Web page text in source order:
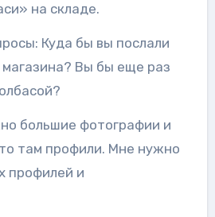
на складе.
Куда бы вы послали
магазина? Вы бы еще раз
большие фотографии и
там профили. Мне нужно
профилей и